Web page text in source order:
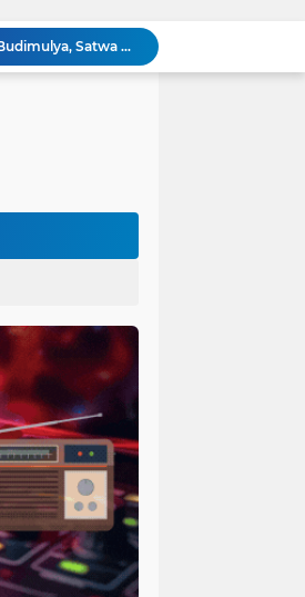
Polsek Cikupa Gelar Patroli dan Berikan Imbauan kepada Debt Collector, Cegah Gangguan Kamtibmas
Bhabinkamtibmas dan Babinsa Desa Bojong Gelar Warung Bhabinkamtibmas, Pererat Komunikasi dengan Warga
Ka Polsubsektor Cikupa Mas Aktif Atur Arus Lalu Lintas Sore, Wujudkan Kamseltibcar Lantas